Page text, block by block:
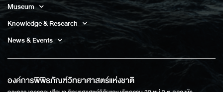
Museum
Knowledge & Research
News & Events
องค์การพิพิธภัณฑ์วิทยาศาสตร์แห่งชาติ